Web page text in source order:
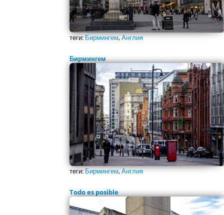
теги:Бирмингем,Англия
Бирмингем
теги:Бирмингем,Англия
Todo es posible